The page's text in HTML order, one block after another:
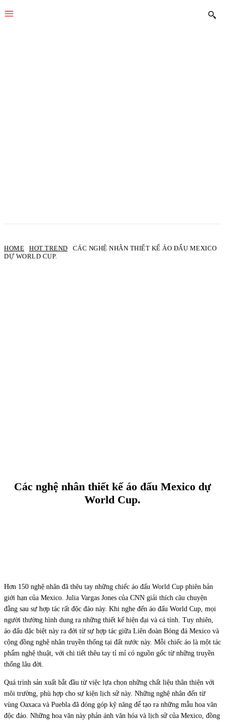
HOME HOT TREND
CÁC NGHỆ NHÂN THIẾT KẾ ÁO ĐẤU MEXICO
DỰ WORLD CUP.
Các nghệ nhân thiết kế áo đấu Mexico dự
World Cup.
Hơn 150 nghệ nhân đã thêu tay những chiếc áo đấu World Cup phiên bản
giới hạn của Mexico. Julia Vargas Jones của CNN giải thích câu chuyện
đằng sau sự hợp tác rất độc đáo này. Khi nghe đến áo đấu World Cup, mọi
người thường hình dung ra những thiết kế hiện đại và cá tính. Tuy nhiên,
áo đấu đặc biệt này ra đời từ sự hợp tác giữa Liên đoàn Bóng đá Mexico và
cộng đồng nghệ nhân truyền thống tại đất nước này. Mỗi chiếc áo là một tác
phẩm nghệ thuật, với chi tiết thêu tay tỉ mỉ có nguồn gốc từ những truyền
thống lâu đời.
Quá trình sản xuất bắt đầu từ việc lựa chọn những chất liệu thân thiện với
môi trường, phù hợp cho sự kiện lịch sử này. Những nghệ nhân đến từ
vùng Oaxaca và Puebla đã đóng góp kỹ năng để tạo ra những mẫu hoa văn
độc đáo. Những hoa văn này phản ánh văn hóa và lịch sử của Mexico, đồng